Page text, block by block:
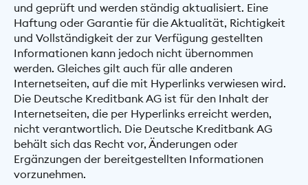
und geprüft und werden ständig aktualisiert. Eine
Haftung oder Garantie für die Aktualität, Richtigkeit
und Vollständigkeit der zur Verfügung gestellten
Informationen kann jedoch nicht übernommen
werden. Gleiches gilt auch für alle anderen
Internetseiten, auf die mit Hyperlinks verwiesen wird.
Die Deutsche Kreditbank AG ist für den Inhalt der
Internetseiten, die per Hyperlinks erreicht werden,
nicht verantwortlich. Die Deutsche Kreditbank AG
behält sich das Recht vor, Änderungen oder
Ergänzungen der bereitgestellten Informationen
vorzunehmen.